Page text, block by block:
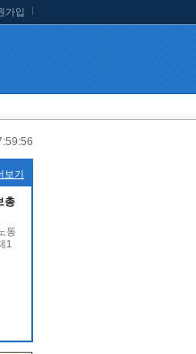
가입
보기
총
동
1